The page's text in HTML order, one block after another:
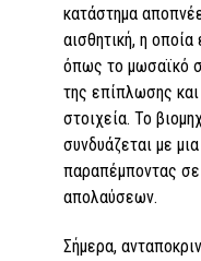
κατάστημα
αισθητική, η
όπως το μωσαϊκό
της επίπλωσης
στοιχεία. Το
συνδυάζεται με
παραπέμποντας
απολαύσεων.
Σήμερα,